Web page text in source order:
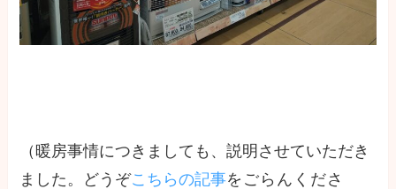
（暖房事情につきましても、説明させていただき
ました。どうぞこちらの記事をごらんくださ